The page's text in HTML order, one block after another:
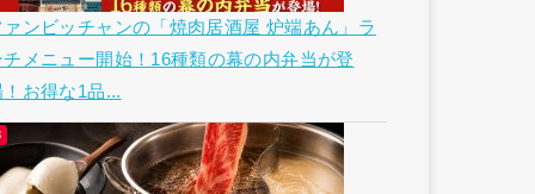
ァンビッチャンの「焼肉居酒屋 炉端あん」ラ
チメニュー開始！16種類の幕の内弁当が登
！お得な1品...